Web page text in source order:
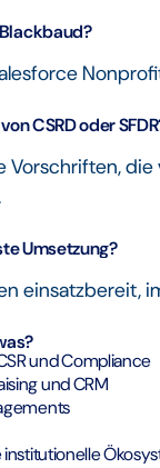
CSRD oder
Vorschriften,
Umsetzung?
einsatzbereit,
und Compliance
und CRM